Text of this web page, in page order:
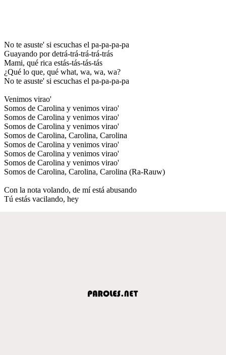
No te asuste' si escuchas el pa-pa-pa-pa
Guayando por detrá-trá-trá-trá-trás
Mami, qué rica estás-tás-tás-tás
¿Qué lo que, qué what, wa, wa, wa?
No te asuste' si escuchas el pa-pa-pa-pa
Venimos virao'
Somos de Carolina y venimos virao'
Somos de Carolina y venimos virao'
Somos de Carolina y venimos virao'
Somos de Carolina, Carolina, Carolina
Somos de Carolina y venimos virao'
Somos de Carolina y venimos virao'
Somos de Carolina y venimos virao'
Somos de Carolina, Carolina, Carolina (Ra-Rauw)
Con la nota volando, de mí está abusando
Tú estás vacilando, hey